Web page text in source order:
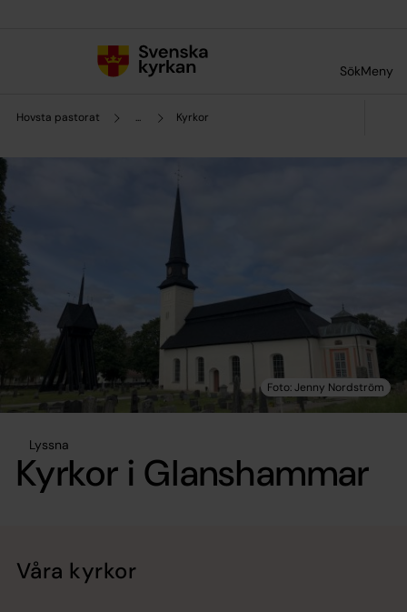
SökMeny
Hovsta pastorat ... Kyrkor
Lyssna
Kyrkor i Glanshammar
Våra kyrkor